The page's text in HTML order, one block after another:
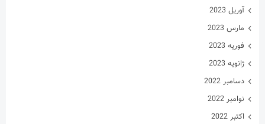
آوریل 2023
مارس 2023
فوریه 2023
ژانویه 2023
دسامبر 2022
نوامبر 2022
اکتبر 2022